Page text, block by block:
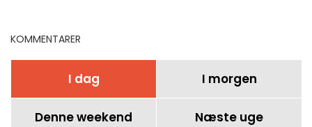
KOMMENTARER
I dag I morgen
Denne weekend Næste uge